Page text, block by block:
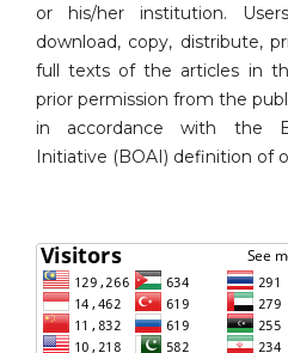
or his/her institution.
download, copy, distribute,
full texts of the articles in
prior permission from the
in accordance with the
Initiative (BOAI) definition of